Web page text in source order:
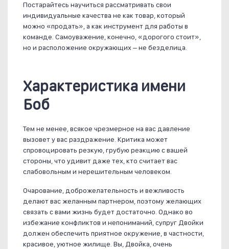
Постарайтесь научиться рассматривать свои
индивидуальные качества не как товар, который
можно «продать», а как инструмент для работы в
команде. Самоуважение, конечно, «дорогого стоит»,
но и расположение окружающих – не безделица.
Характеристика имени
Боб
Тем не менее, всякое чрезмерное на вас давление
вызовет у вас раздражение. Критика может
спровоцировать резкую, грубую реакцию с вашей
стороны, что удивит даже тех, кто считает вас
слабовольным и нерешительным человеком.
Очарование, доброжелательность и вежливость
делают вас желанным партнером, поэтому желающих
связать с вами жизнь будет достаточно. Однако во
избежание конфликтов и непониманий, супруг Двойки
должен обеспечить приятное окружение, в частности,
красивое, уютное жилище. Вы, Двойка, очень